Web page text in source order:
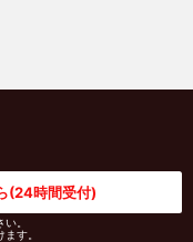
(24時間受付)
。
す。